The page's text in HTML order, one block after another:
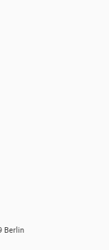
Berlin